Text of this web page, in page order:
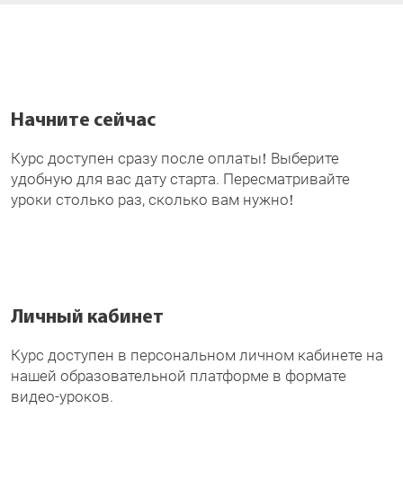
Начните сейчас
Курс доступен сразу после оплаты! Выберите
удобную для вас дату старта. Пересматривайте
уроки столько раз, сколько вам нужно!
Личный кабинет
Курс доступен в персональном личном кабинете на
нашей образовательной платформе в формате
видео-уроков.